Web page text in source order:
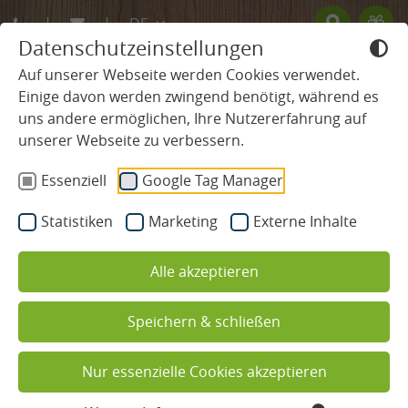
Datenschutzeinstellungen
Auf unserer Webseite werden Cookies verwendet.
Einige davon werden zwingend benötigt, während es
uns andere ermöglichen, Ihre Nutzererfahrung auf
unserer Webseite zu verbessern.
Essenziell
Google Tag Manager
Statistiken Marketing Externe Inhalte
Alle akzeptieren
Speichern & schließen
Nur essenzielle Cookies akzeptieren
DE
EN
FR
SCHWARZWALD HOTEL
Tradition & Werte
Gastgeber & Team
Übersichtsplan Ludinmühle
Aktiv- & Genussprogramm
Familienurlaub
Wellness Wochenende im
Schwarzwald